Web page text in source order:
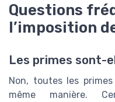
Questions
l’imposition
Les primes sont-
Non, toutes les
même manière.